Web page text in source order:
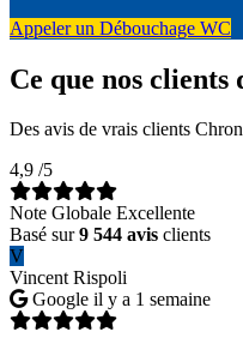
Appeler un Débouchage WC
Ce que nos clients
Des avis de vrais clients
4,9 /5
Note Globale Excellente
Basé sur9 544 avis clients
V
Vincent Rispoli
Google il y a 1 semaine